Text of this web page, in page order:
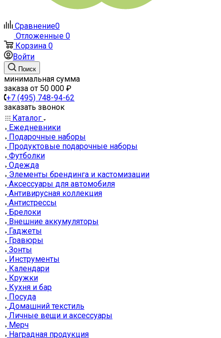
Сравнение0
Отложенные 0
Корзина 0
Войти
Поиск
минимальная сумма
заказа от 50 000 ₽
+7 (495) 748-94-62
заказать звонок
Каталог
Ежедневники
Подарочные наборы
Продуктовые подарочные наборы
Футболки
Одежда
Элементы брендинга и кастомизации
Аксессуары для автомобиля
Антивирусная коллекция
Антистрессы
Брелоки
Внешние аккумуляторы
Гаджеты
Гравюры
Зонты
Инструменты
Календари
Кружки
Кухня и бар
Посуда
Домашний текстиль
Личные вещи и аксессуары
Мерч
Наградная продукция